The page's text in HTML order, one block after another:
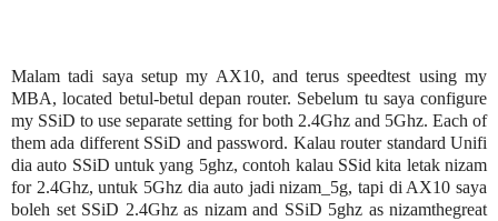
Malam tadi saya setup my AX10, and terus speedtest using my
MBA, located betul-betul depan router. Sebelum tu saya configure
my SSiD to use separate setting for both 2.4Ghz and 5Ghz. Each of
them ada different SSiD and password. Kalau router standard Unifi
dia auto SSiD untuk yang 5ghz, contoh kalau SSid kita letak nizam
for 2.4Ghz, untuk 5Ghz dia auto jadi nizam_5g, tapi di AX10 saya
boleh set SSiD 2.4Ghz as nizam and SSiD 5ghz as nizamthegreat